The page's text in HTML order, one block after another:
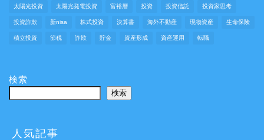
太陽光投資 太陽光発電投資 富裕層 投資 投資信託 投資家思考
投資詐欺 新nisa 株式投資 決算書 海外不動産 現物資産 生命保険
積立投資 節税 詐欺 貯金 資産形成 資産運用 転職
検索
検索
人気記事